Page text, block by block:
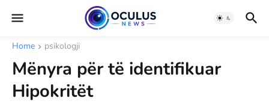
Home psikologji
Mënyra për të identifikuar
Hipokritët